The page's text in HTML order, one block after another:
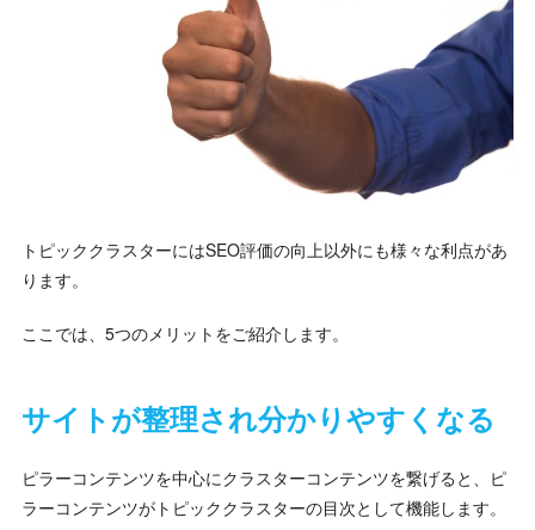
トピッククラスターにはSEO評価の向上以外にも様々な利点があ
ります。
ここでは、5つのメリットをご紹介します。
サイトが整理され分かりやすくなる
ピラーコンテンツを中心にクラスターコンテンツを繋げると、ピ
ラーコンテンツがトピッククラスターの目次として機能します。